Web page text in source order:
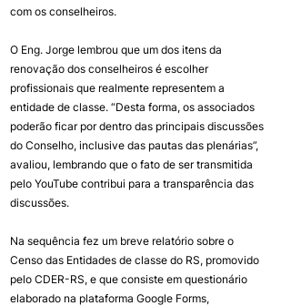
com os conselheiros.
O Eng. Jorge lembrou que um dos itens da
renovação dos conselheiros é escolher
profissionais que realmente representem a
entidade de classe. “Desta forma, os associados
poderão ficar por dentro das principais discussões
do Conselho, inclusive das pautas das plenárias”,
avaliou, lembrando que o fato de ser transmitida
pelo YouTube contribui para a transparência das
discussões.
Na sequência fez um breve relatório sobre o
Censo das Entidades de classe do RS, promovido
pelo CDER-RS, e que consiste em questionário
elaborado na plataforma Google Forms,